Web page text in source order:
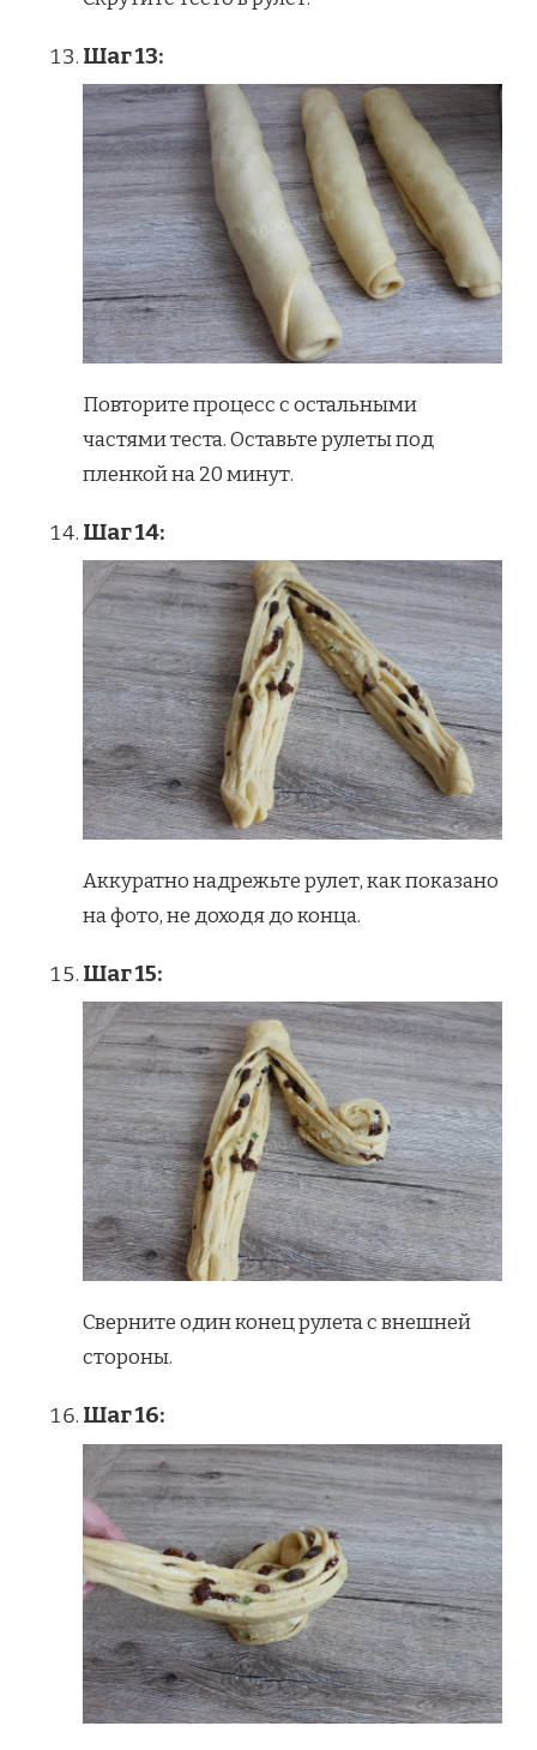
Шаг 13:
Повторите процесс с остальными
частями теста. Оставьте рулеты под
пленкой на 20 минут.
Шаг 14:
Аккуратно надрежьте рулет, как показано
на фото, не доходя до конца.
Шаг 15:
Сверните один конец рулета с внешней
стороны.
Шаг 16: